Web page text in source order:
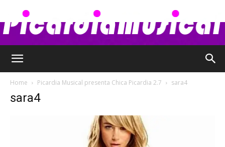
Home Picardia Musical presenta Chica Picardia 2.7 sara4
sara4